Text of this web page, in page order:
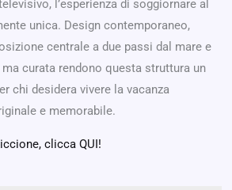
l’esperienza di soggiornare al
unica. Design contemporaneo,
centrale a due passi dal mare e
ma curata rendono questa struttura un
chi desidera vivere la vacanza
e memorabile.
clicca QUI!